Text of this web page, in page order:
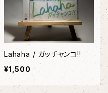
Lahaha / ガッチャンコ!!
¥1,500